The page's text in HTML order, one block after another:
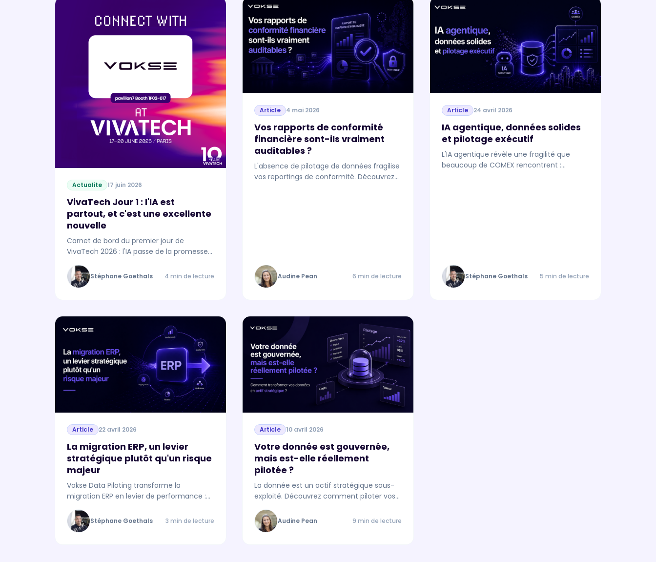
Actualite 17 juin 2026
VivaTech Jour 1 : l'IA est
partout, et c'est une excellente
nouvelle
Carnet de bord du premier jour de
VivaTech 2026 : l'IA passe de la promesse
comme la véritable condition de l'impact
à l'échelle.
Stéphane Goethals 4 min de lecture
Article 4 mai 2026
Vos rapports de conformité
financière sont-ils vraiment
auditables ?
L'absence de pilotage de données fragilise
vos reportings de conformité. Découvrez
Audine Pean 6 min de lecture
Article 24 avril 2026
IA agentique, données solides
et pilotage exécutif
L'IA agentique révèle une fragilité que
beaucoup de COMEX rencontrent :
Stéphane Goethals 5 min de lecture
Article 22 avril 2026
La migration ERP, un levier
stratégique plutôt qu'un risque
majeur
Vokse Data Piloting transforme la
migration ERP en levier de performance :
redocumentation, contrôle continu et
pilotage exécutif.
Stéphane Goethals 3 min de lecture
Article 10 avril 2026
Votre donnée est gouvernée,
mais est-elle réellement
pilotée ?
La donnée est un actif stratégique sous-
exploité. Découvrez comment piloter vos
croissance.Audine Pean 9 min de lecture